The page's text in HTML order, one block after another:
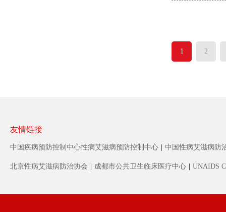
1 2
友情链接
中国疾病预防控制中心性病艾滋病预防控制中心 中国性病艾滋病防
北京性病艾滋病防治协会 成都市公共卫生临床医疗中心 UNAIDS